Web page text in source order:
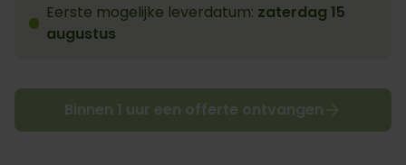
Eerste mogelijke leverdatum: zaterdag 15
augustus
Binnen 1 uur een offerte ontvangen